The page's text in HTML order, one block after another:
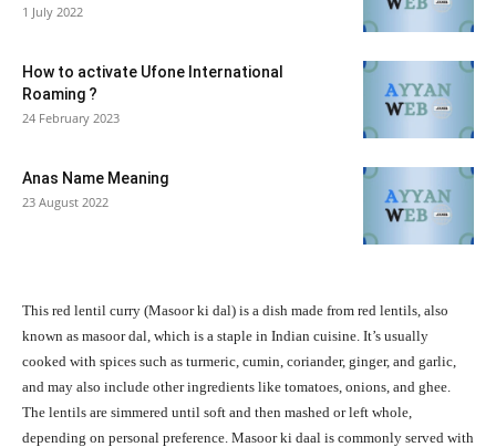
1 July 2022
How to activate Ufone International
Roaming ?
24 February 2023
Anas Name Meaning
23 August 2022
This red lentil curry (Masoor ki dal) is a dish made from red lentils, also
known as masoor dal, which is a staple in Indian cuisine. It’s usually
cooked with spices such as turmeric, cumin, coriander, ginger, and garlic,
and may also include other ingredients like tomatoes, onions, and ghee.
The lentils are simmered until soft and then mashed or left whole,
depending on personal preference. Masoor ki daal is commonly served with